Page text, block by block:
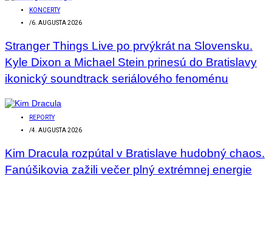
KONCERTY
/6. AUGUSTA 2026
Stranger Things Live po prvýkrát na Slovensku.
Kyle Dixon a Michael Stein prinesú do Bratislavy
ikonický soundtrack seriálového fenoménu
REPORTY
/4. AUGUSTA 2026
Kim Dracula rozpútal v Bratislave hudobný chaos.
Fanúšikovia zažili večer plný extrémnej energie